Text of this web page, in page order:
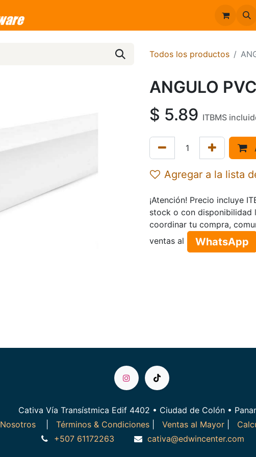
Todos los productos
ANGULO
$ 5.89 ITBMS
Agregar a la lista
¡Atención! Precio incluye
stock o con disponibilidad
coordinar tu compra,
ventas al
WhatsApp​​​​
Cativa Vía Transístmica Edif 4402 • Ciudad de Colón •
Nosotros
Términos & Condiciones Ventas al Mayor
+507 61172263
cativa@edwincenter.com